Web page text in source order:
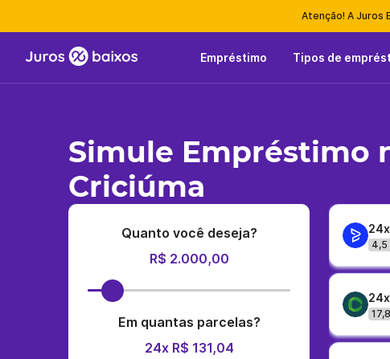
Atenção! A Juros
Empréstimo Tipos de
Simule Empréstimo
Criciúma
Quanto você deseja?
R$ 2.000,00
Em quantas parcelas?
24x R$ 131,04
4,5